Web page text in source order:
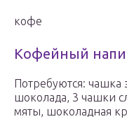
кофе
Кофейный
Потребуются: чашка
шоколада, 3 чашки
мяты, шоколадная